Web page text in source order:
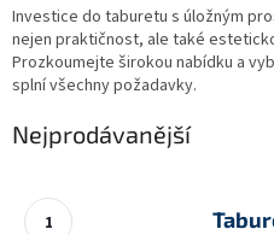
Investice do taburetu s úložným
nejen praktičnost, ale také
Prozkoumejte širokou nabídku a
splní všechny požadavky.
Nejprodávanější